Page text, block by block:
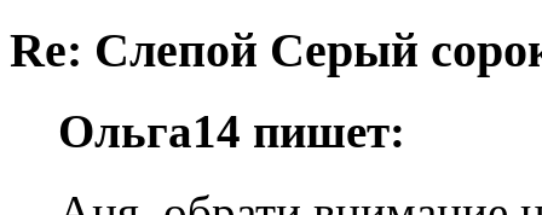
Re: Слепой Серый
Ольга14 пишет: